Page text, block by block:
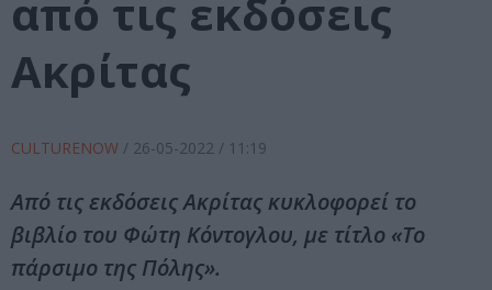
από τις εκδόσεις
Ακρίτας
CULTURENOW / 26-05-2022 / 11:19
Από τις εκδόσεις Ακρίτας κυκλοφορεί το
βιβλίο του Φώτη Κόντογλου, με τίτλο «Το
πάρσιμο της Πόλης».